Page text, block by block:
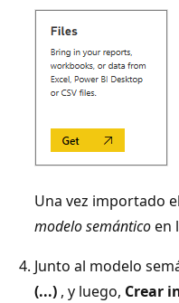
Una vez importado
modelo semánticoen
Junto al modelo
(...) , y luego, Crear